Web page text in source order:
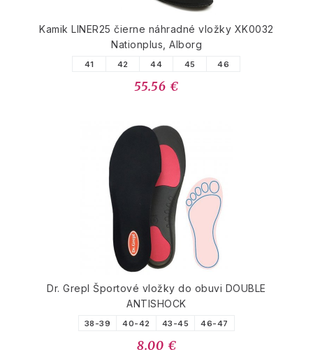
Kamik LINER25 čierne náhradné vložky XK0032
Nationplus, Alborg
41 42 44 45 46
55.56 €
Dr. Grepl Športové vložky do obuvi DOUBLE
ANTISHOCK
38-39 40-42 43-45 46-47
8.00 €